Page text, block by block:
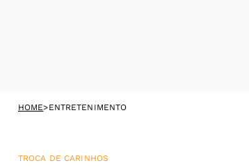
HOME>ENTRETENIMENTO
TROCA DE CARINHOS